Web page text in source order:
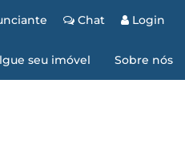
Chat Login
seu imóvel Sobre nós